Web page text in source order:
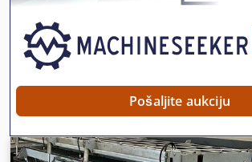
Pošaljite aukciju